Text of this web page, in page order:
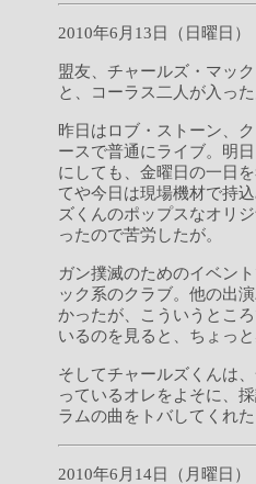
2010年6月13日（日曜日）
盟友、チャールズ・マッ
と、コーラス二人が入っ
昨日はロブ・ストーン、
ースで普通にライブ。明
にしても、金曜日の一日
てや今日は現場機材で持
ズくんのポップスなオリ
ったので苦労したが。
ガン撲滅のためのイベン
ック系のクラブ。他の出
かったが、こういうとこ
いるのを見ると、ちょっ
そしてチャールズくんは
っているオレをよそに、
ラムの曲をトバしてくれ
2010年6月14日（月曜日）